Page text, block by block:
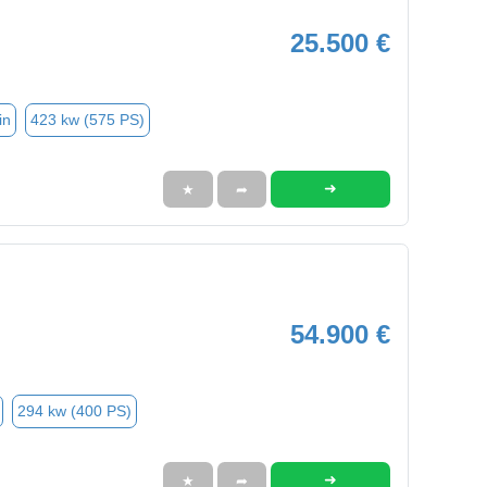
25.500 €
423 kw (575 PS)
★ ➦ ➜
54.900 €
294 kw (400 PS)
★ ➦ ➜